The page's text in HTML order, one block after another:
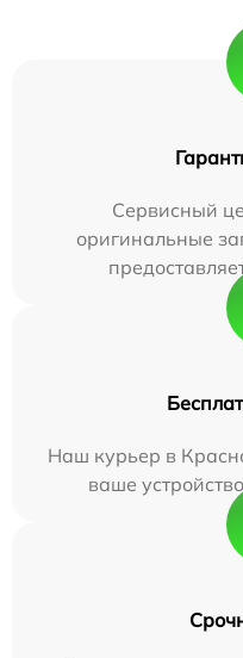
Сервисный
оригинальные
Наш курьер в
ваше